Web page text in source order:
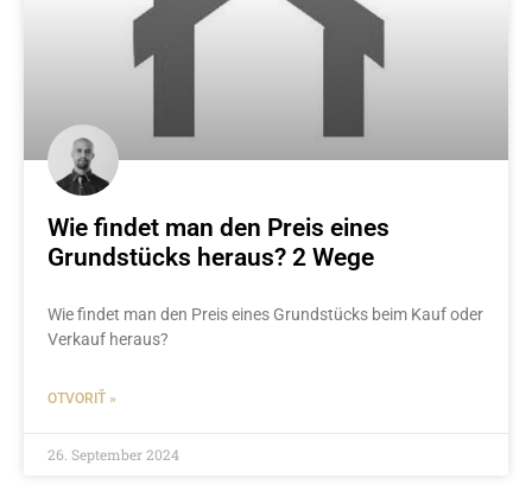
Wie findet man den Preis eines
Grundstücks heraus? 2 Wege
Wie findet man den Preis eines Grundstücks beim Kauf oder
Verkauf heraus?
OTVORIŤ »
26. September 2024